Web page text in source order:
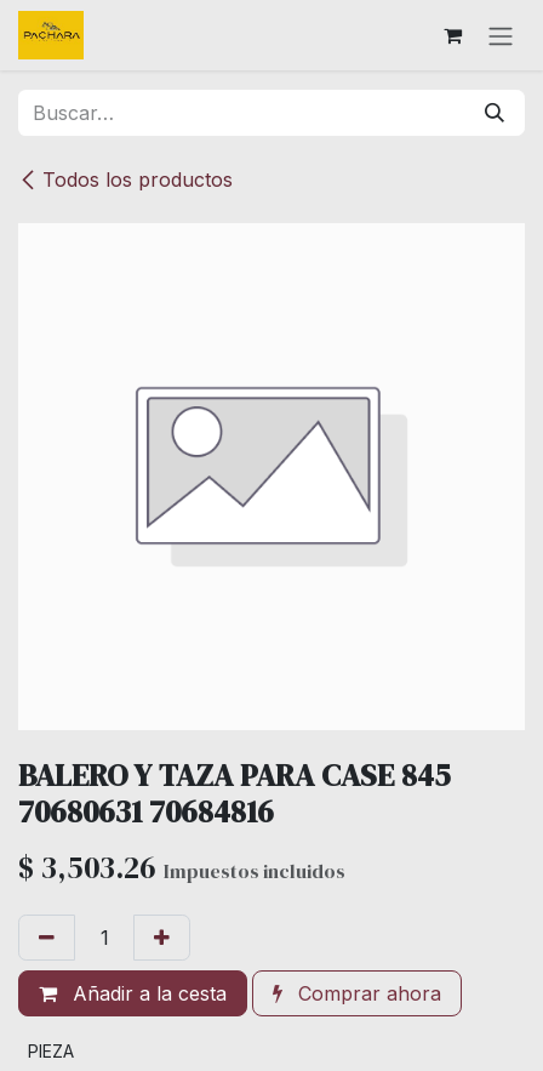
Ir al contenido
Todos los productos
BALERO Y TAZA PARA CASE 845
70680631 70684816
$ 3,503.26 Impuestos incluidos
Añadir a la cesta Comprar ahora
PIEZA